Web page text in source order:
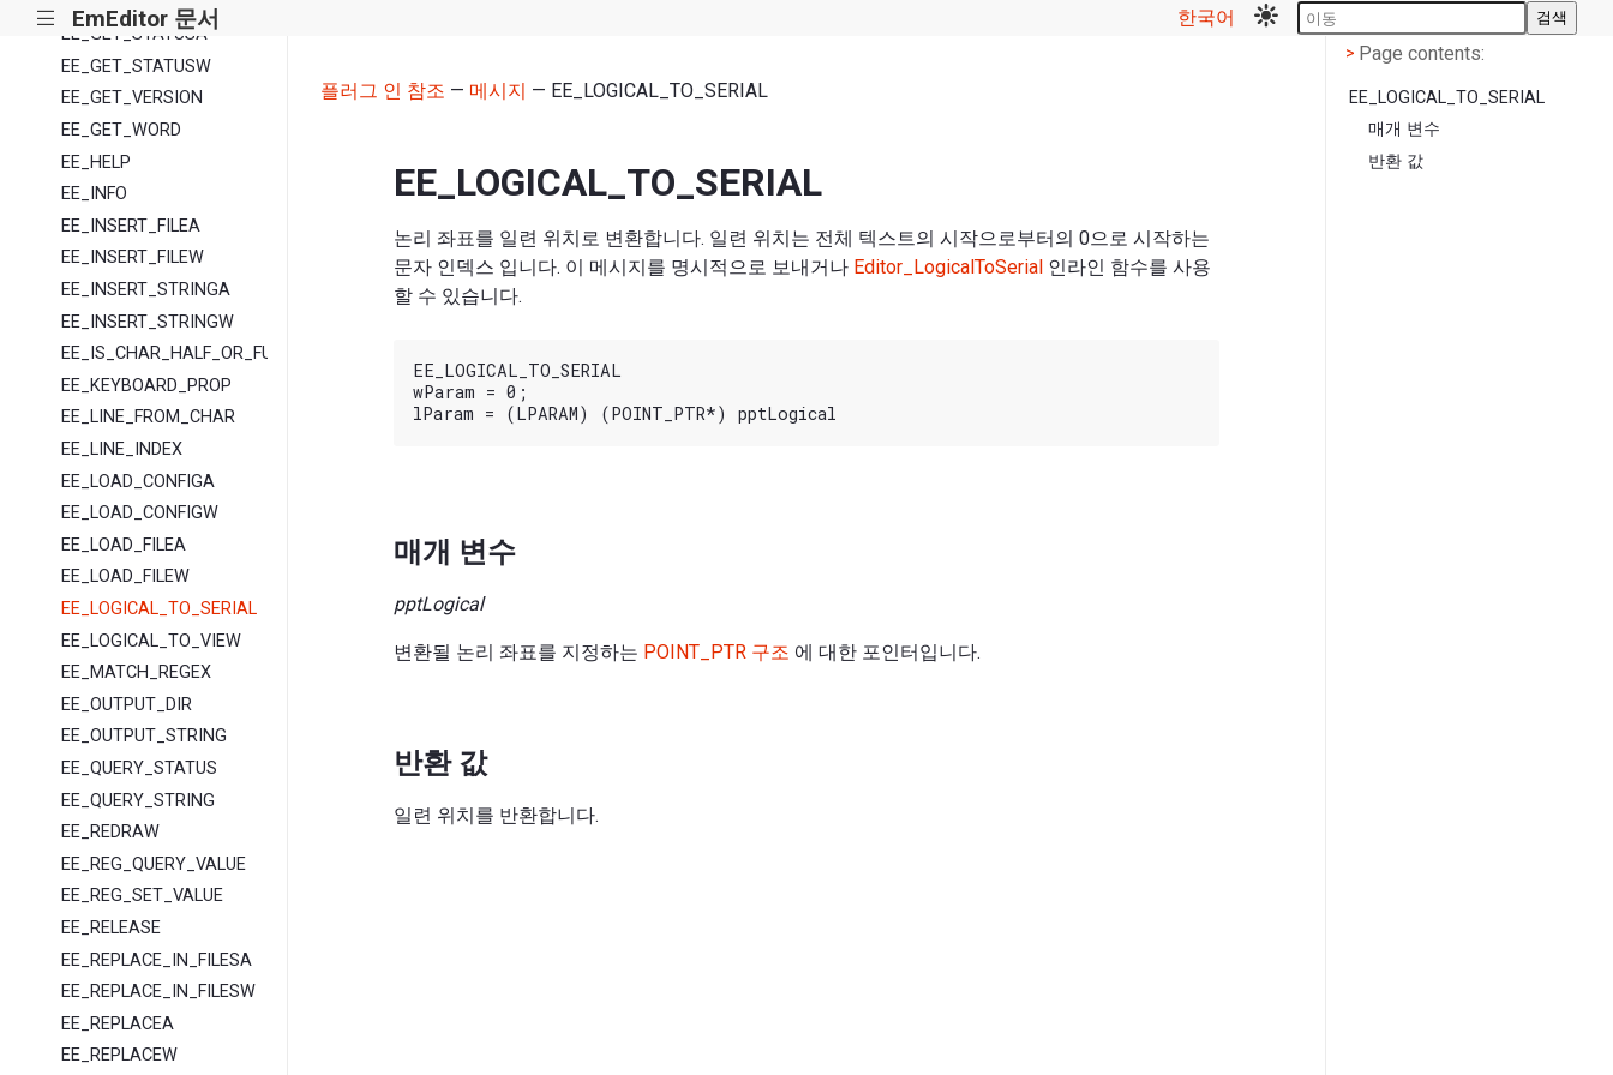
||| EmEditor 문서 한국어 검색
EE_GET_STATUSA
EE_GET_STATUSW
EE_GET_VERSION
EE_GET_WORD
EE_HELP
EE_INFO
EE_INSERT_FILEA
EE_INSERT_FILEW
EE_INSERT_STRINGA
EE_INSERT_STRINGW
EE_IS_CHAR_HALF_OR_FULL
EE_KEYBOARD_PROP
EE_LINE_FROM_CHAR
EE_LINE_INDEX
EE_LOAD_CONFIGA
EE_LOAD_CONFIGW
EE_LOAD_FILEA
EE_LOAD_FILEW
EE_LOGICAL_TO_SERIAL
EE_LOGICAL_TO_VIEW
EE_MATCH_REGEX
EE_OUTPUT_DIR
EE_OUTPUT_STRING
EE_QUERY_STATUS
EE_QUERY_STRING
EE_REDRAW
EE_REG_QUERY_VALUE
EE_REG_SET_VALUE
EE_RELEASE
EE_REPLACE_IN_FILESA
EE_REPLACE_IN_FILESW
EE_REPLACEA
EE_REPLACEW
플러그 인 참조 — 메시지 — EE_LOGICAL_TO_SERIAL
EE_LOGICAL_TO_SERIAL
논리 좌표를 일련 위치로 변환합니다. 일련 위치는 전체 텍스트의 시작으로부터의 0으로 시작하는
문자 인덱스 입니다. 이 메시지를 명시적으로 보내거나 Editor_LogicalToSerial 인라인 함수를 사용
할 수 있습니다.
EE_LOGICAL_TO_SERIAL
wParam = 0;
매개 변수
pptLogical
변환될 논리 좌표를 지정하는 POINT_PTR 구조 에 대한 포인터입니다.
반환 값
일련 위치를 반환합니다.
< Page contents
> Page contents:
EE_LOGICAL_TO_SERIAL
매개 변수
반환 값